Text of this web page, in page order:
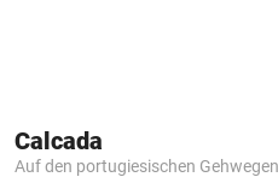
Calcada
Auf den portugiesischen Gehwegen